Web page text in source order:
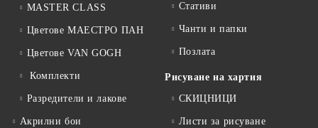
MASTER CLASS
Цветове МАЕСТРО ПАН
Цветове VAN GOGH
Комплекти
Разредители и лакове
Акрилни бои
Стативи
Чанти и папки
Позлата
Рисуване на хартия
СКИЦНИЦИ
Листи за рисуване